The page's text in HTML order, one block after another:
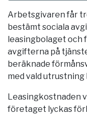
Arbetsgivaren får
bestämt sociala
leasingbolaget och
avgifterna på
beräknade
med vald
Leasingkostnaden
företaget lyckas